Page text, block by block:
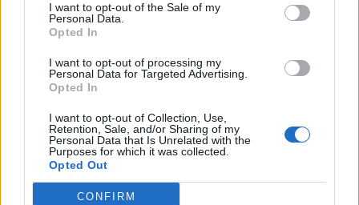
I want to opt-out of the Sale of my
Personal Data.
Opted In
I want to opt-out of processing my
Personal Data for Targeted Advertising.
Opted In
I want to opt-out of Collection, Use,
Retention, Sale, and/or Sharing of my
Personal Data that Is Unrelated with the
Purposes for which it was collected.
Opted Out
CONFIRM
In evidenza